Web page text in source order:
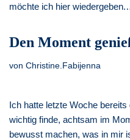
möchte ich hier
Den Moment
von Christine.Fabijenna
Ich hatte letzte Woche
wichtig finde, achtsam im
bewusst machen, was in mir